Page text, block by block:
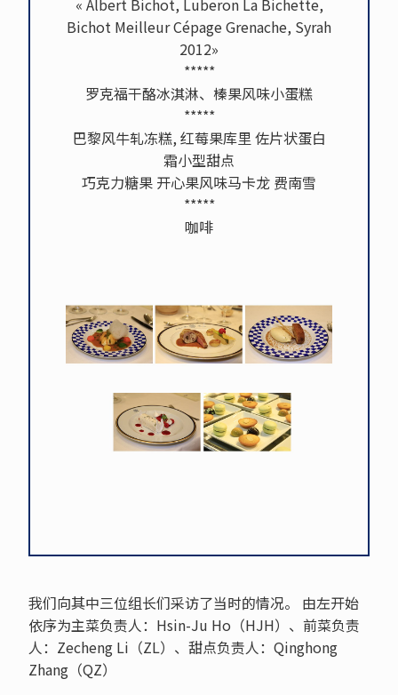
« Albert Bichot, Luberon La Bichette,
Bichot Meilleur Cépage Grenache, Syrah
2012»
*****
罗克福干酪冰淇淋、榛果风味小蛋糕
*****
巴黎风牛轧冻糕, 红莓果库里 佐片状蛋白
霜小型甜点
巧克力糖果 开心果风味马卡龙 费南雪
*****
咖啡
我们向其中三位组长们采访了当时的情况。 由左开始
依序为主菜负责人：Hsin-Ju Ho（HJH）、前菜负责
人：Zecheng Li（ZL）、甜点负责人：Qinghong
Zhang（QZ）